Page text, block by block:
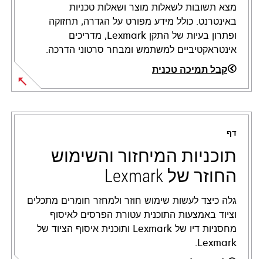
מצא תשובות לשאלות מוצר ושאלות טכניות
באינטרנט. כולל מידע מפורט על הגדרה, תחזוקה
ופתרון בעיות של התקן Lexmark, מדריכים
אינטראקטיביים למשתמש ומבחר סרטוני הדרכה.
קבל תמיכה טכנית
opens
in
new
tab
דף
תוכניות המיחזור והשימוש
החוזר של Lexmark
גלה כיצד לעשות שימוש חוזר ולמחזר חומרים מתכלים
וציוד באמצעות התוכנית עטורת הפרסים לאיסוף
מחסניות דיו של Lexmark ותוכנית איסוף הציוד של
Lexmark.